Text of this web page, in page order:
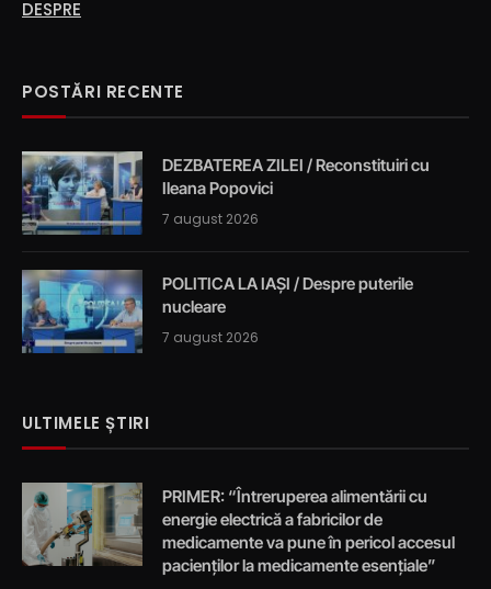
DESPRE
POSTĂRI RECENTE
DEZBATEREA ZILEI / Reconstituiri cu
Ileana Popovici
7 august 2026
POLITICA LA IAȘI / Despre puterile
nucleare
7 august 2026
ULTIMELE ȘTIRI
PRIMER: “Întreruperea alimentării cu
energie electrică a fabricilor de
medicamente va pune în pericol accesul
pacienților la medicamente esențiale”